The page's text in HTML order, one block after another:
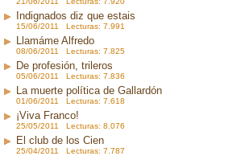
Indignados diz que estais
15/06/2011 Lecturas: 7.991
Llamáme Alfredo
08/06/2011 Lecturas: 7.825
De profesión, trileros
05/06/2011 Lecturas: 7.836
La muerte política de Gallardón
01/06/2011 Lecturas: 7.618
¡Viva Franco!
25/05/2011 Lecturas: 8.076
El club de los Cien
25/04/2011 Lecturas: 7.787